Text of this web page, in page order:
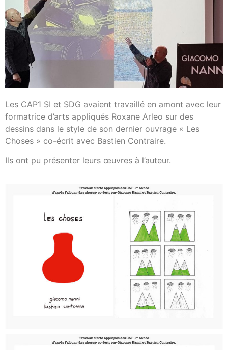
Les CAP1 SI et SDG avaient travaillé en amont avec leur
formatrice d’arts appliqués Roxane Arleo sur des
dessins dans le style de son dernier ouvrage « Les
Choses » co-écrit avec Bastien Contraire.
Ils ont pu présenter leurs œuvres à l’auteur.